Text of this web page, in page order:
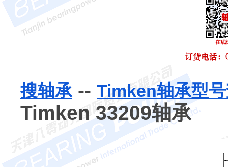
搜轴承-- Timken轴承型
Timken 33209轴承